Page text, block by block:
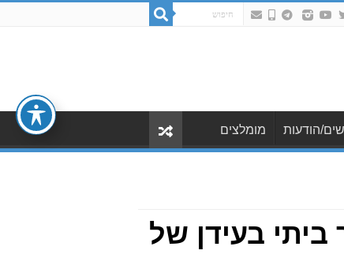
הודעות מומלצים
בעידן של